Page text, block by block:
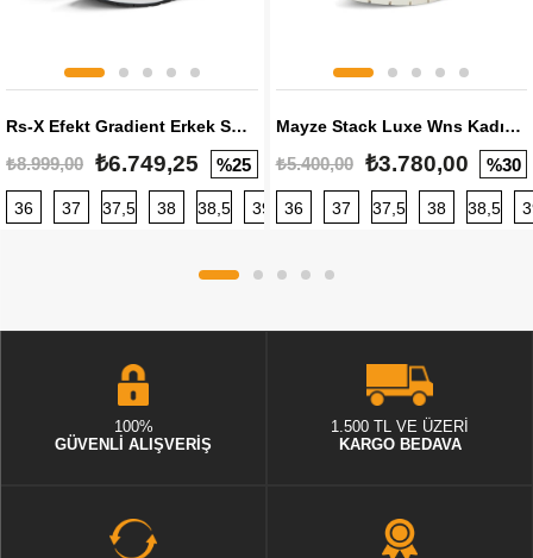
Rs-X Efekt Gradient Erkek Sneaker
₺8.999,00 ₺6.749,25 %25
36 37 37,5 38 38,5 39 40 40,5 41 42 42,5
Mayze Stack Luxe Wns Kadın Sneaker
₺5.400,00 ₺3.780,00 %30
36 37 37,5 38 38,5
100%
GÜVENLİ ALIŞVERİŞ
1.500 TL VE ÜZERİ
KARGO BEDAVA